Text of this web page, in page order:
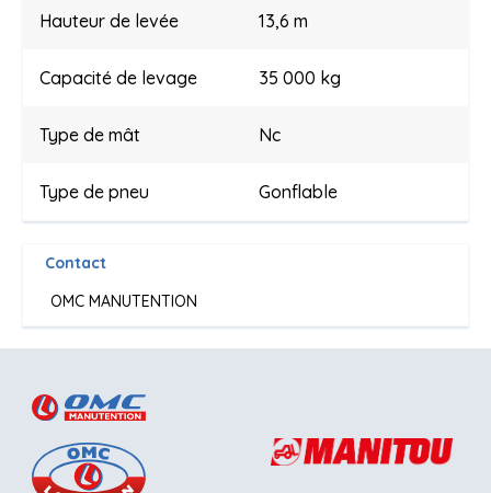
Hauteur de levée 13,6 m
Capacité de levage 35 000 kg
Type de mât Nc
Type de pneu Gonflable
Contact
OMC MANUTENTION